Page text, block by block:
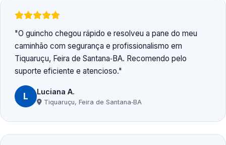
O guincho chegou rápido e resolveu a pane do meu
caminhão com segurança e profissionalismo em
Tiquaruçu, Feira de Santana‑BA. Recomendo pelo
suporte eficiente e atencioso.
L Luciana A.
Tiquaruçu, Feira de Santana‑BA